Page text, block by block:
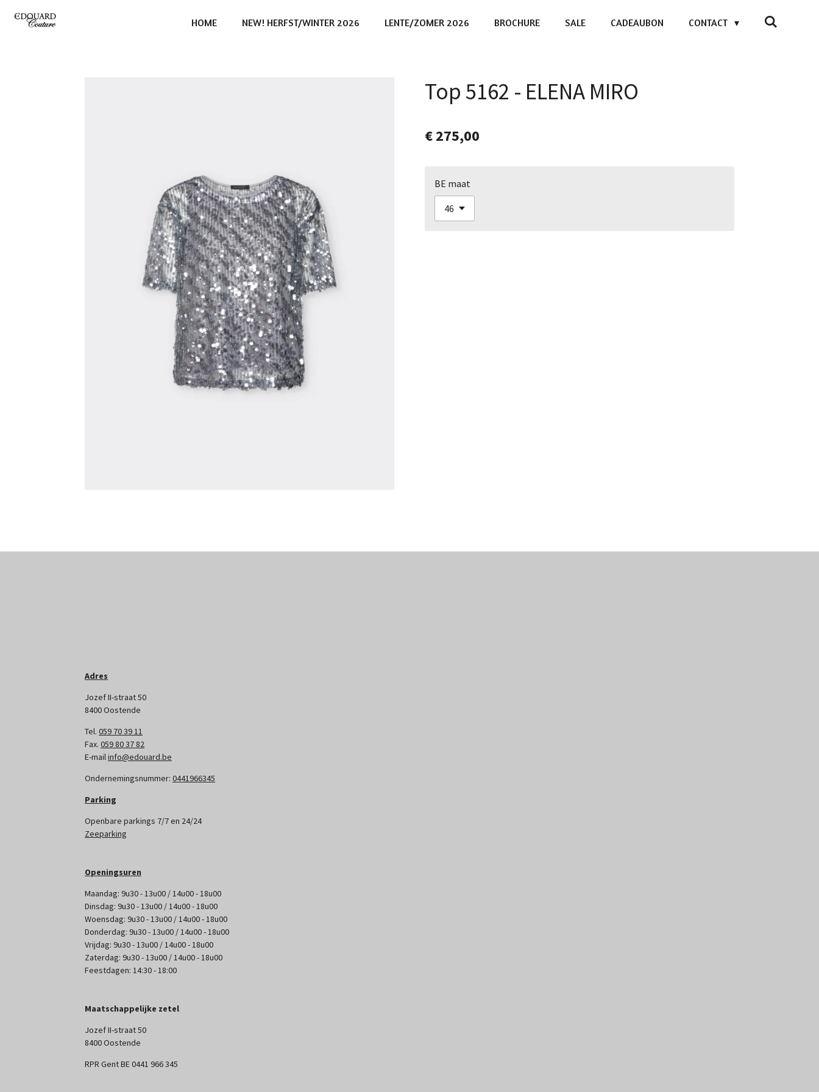
Ga
direct
HOME NEW! HERFST/WINTER 2026 LENTE/ZOMER 2026 BROCHURE SALE CADEAUBON CONTACT
Top 5162 - ELENA MIRO
€ 275,00
BE maat
Adres
Jozef II-straat 50
8400 Oostende
Tel. 059 70 39 11
Fax. 059 80 37 82
E-mailinfo@edouard.be
Ondernemingsnummer: 0441966345
Parking
Openbare parkings 7/7 en 24/24
Zeeparking
Openingsuren
Maandag: 9u30 - 13u00 / 14u00 - 18u00
Dinsdag: 9u30 - 13u00 / 14u00 - 18u00
Woensdag: 9u30 - 13u00 / 14u00 - 18u00
Donderdag: 9u30 - 13u00 / 14u00 - 18u00
Vrijdag: 9u30 - 13u00 / 14u00 - 18u00
Zaterdag: 9u30 - 13u00 / 14u00 - 18u00
Feestdagen: 14:30 - 18:00
Maatschappelijke zetel
Jozef II-straat 50
8400 Oostende
RPR Gent BE 0441 966 345